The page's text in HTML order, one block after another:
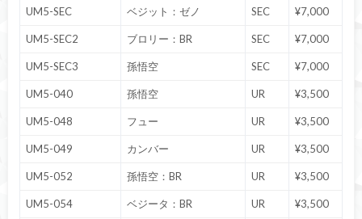
UM5-SEC ベジット：ゼノ SEC ¥7,000
UM5-SEC2 ブロリー：BR SEC ¥7,000
UM5-SEC3 孫悟空 SEC ¥7,000
UM5-040 孫悟空 UR ¥3,500
UM5-048 フュー UR ¥3,500
UM5-049 カンバー UR ¥3,500
UM5-052 孫悟空：BR UR ¥3,500
UM5-054 ベジータ：BR UR ¥3,500